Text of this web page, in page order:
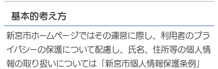
基本的考え方
新宮市ホームページではその運営に際し、利用者のプラ
イバシーの保護について配慮し、氏名、住所等の個人情
報の取り扱いについては「新宮市個人情報保護条例」